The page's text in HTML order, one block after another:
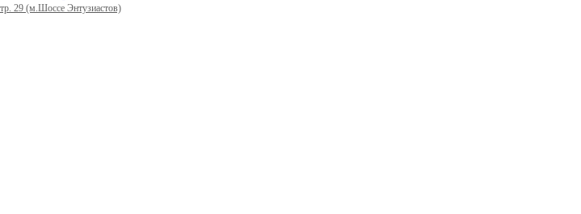
29 (м.Шоссе Энтузиастов)